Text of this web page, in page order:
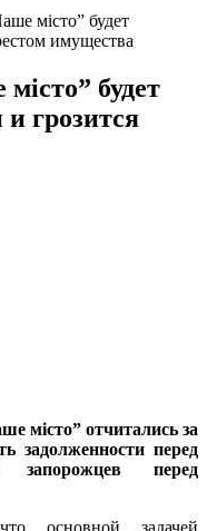
місто” будет
имущества
будет
грозится
місто” отчитались за
задолженности перед
перед
основной задачей